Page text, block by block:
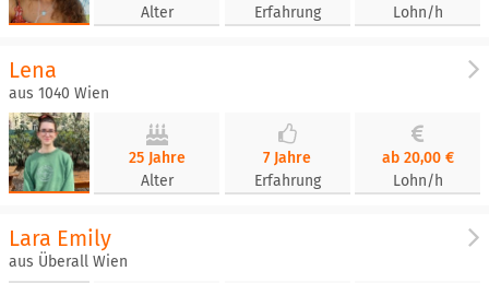
Alter
Erfahrung
Lohn/h
Lena
aus 1040 Wien
25 Jahre
Alter
7 Jahre
Erfahrung
ab 20,00 €
Lohn/h
Lara Emily
aus Überall Wien